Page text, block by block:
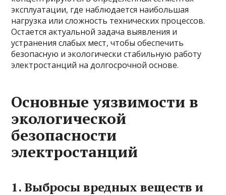
эксплуатации, где наблюдается наибольшая
нагрузка или сложность технических процессов.
Остается актуальной задача выявления и
устранения слабых мест, чтобы обеспечить
безопасную и экологически стабильную работу
электростанций на долгосрочной основе.
Основные уязвимости в
экологической
безопасности
электростанций
1. Выбросы вредных веществ и